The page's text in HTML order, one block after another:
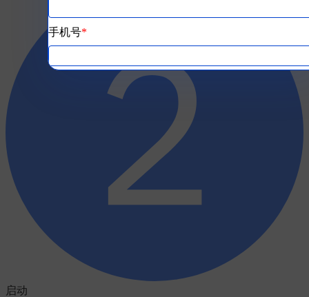
启动
手机号*
同意涛思数据通过此邮件地址联系我
立即下载